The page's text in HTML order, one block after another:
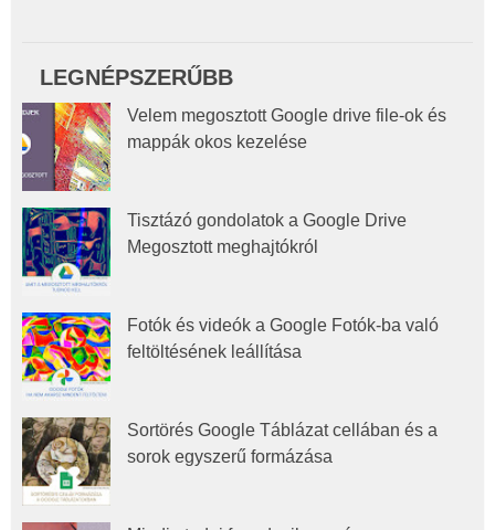
LEGNÉPSZERŰBB
Velem megosztott Google drive file-ok és
mappák okos kezelése
Tisztázó gondolatok a Google Drive
Megosztott meghajtókról
Fotók és videók a Google Fotók-ba való
feltöltésének leállítása
Sortörés Google Táblázat cellában és a
sorok egyszerű formázása